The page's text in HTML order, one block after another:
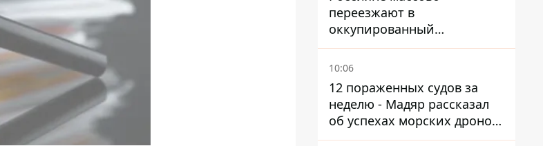
переезжают в
оккупированный
Мариуполь, а местных
оставляют без жилья
10:06
12 пораженных судов за
неделю - Мадяр рассказал
об успехах морских дронов
в Черном и Азовском морях